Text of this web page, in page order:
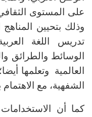
على المستوى
وذلك بتحيين
تدريس اللغة
الوسائط والطرائق
العالمية وتعلمها
الشفهية، مع الاهتمام
كما أن الاستخدامات